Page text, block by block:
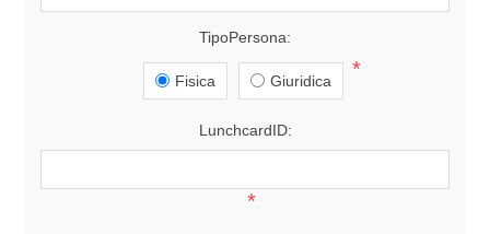
TipoPersona:
Fisica Giuridica *
LunchcardID:
*